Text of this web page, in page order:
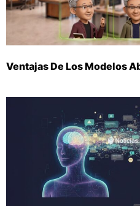
Ventajas De Los Modelos